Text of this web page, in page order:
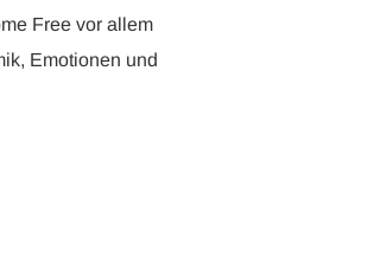
Free vor allem
Emotionen und